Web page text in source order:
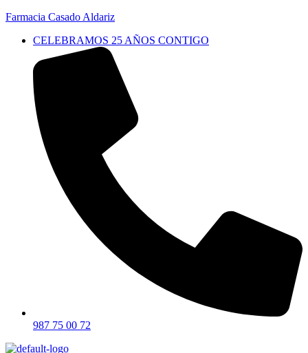
Farmacia Casado Aldariz
CELEBRAMOS 25 AÑOS CONTIGO
987 75 00 72